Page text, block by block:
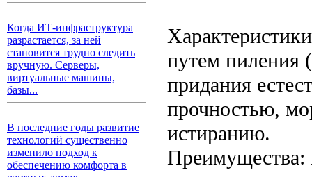
Когда ИТ-инфраструктура
разрастается, за ней
становится трудно следить
вручную. Серверы,
виртуальные машины,
базы...
В последние годы развитие
технологий существенно
изменило подход к
обеспечению комфорта в
путем пиления
придания
прочностью,
истиранию.
Преимущества: